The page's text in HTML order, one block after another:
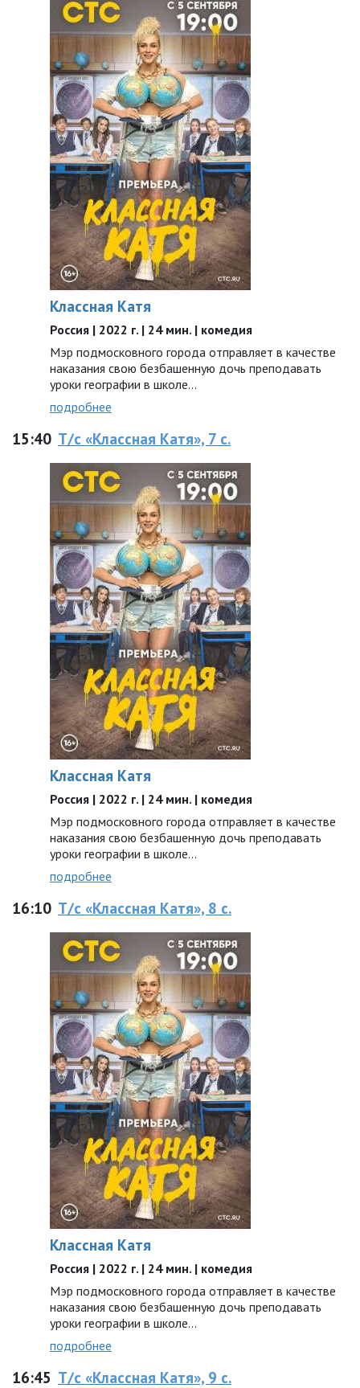
Классная Катя
Россия | 2022 г. | 24 мин. | комедия
Мэр подмосковного города отправляет в качестве
наказания свою безбашенную дочь преподавать
уроки географии в школе…
подробнее
15:40 Т/с «Классная Катя», 7 с.
Классная Катя
Россия | 2022 г. | 24 мин. | комедия
Мэр подмосковного города отправляет в качестве
наказания свою безбашенную дочь преподавать
уроки географии в школе…
подробнее
16:10 Т/с «Классная Катя», 8 с.
Классная Катя
Россия | 2022 г. | 24 мин. | комедия
Мэр подмосковного города отправляет в качестве
наказания свою безбашенную дочь преподавать
уроки географии в школе…
подробнее
16:45 Т/с «Классная Катя», 9 с.